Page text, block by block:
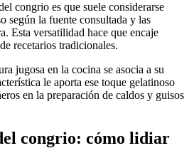
congrio es que suele considerarse
según la fuente consultada y las
Esta versatilidad hace que encaje
recetarios tradicionales.
jugosa en la cocina se asocia a su
le aporta ese toque gelatinoso
en la preparación de caldos y guisos
congrio: cómo lidiar